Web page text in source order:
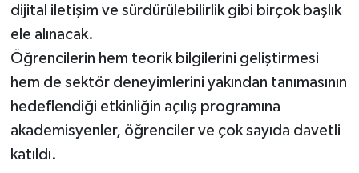
dijital iletişim ve sürdürülebilirlik gibi birçok başlık
ele alınacak.
Öğrencilerin hem teorik bilgilerini geliştirmesi
hem de sektör deneyimlerini yakından tanımasının
hedeflendiği etkinliğin açılış programına
akademisyenler, öğrenciler ve çok sayıda davetli
katıldı.